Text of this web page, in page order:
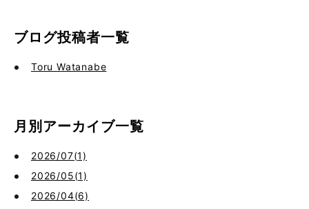
ブログ投稿者一覧
Toru Watanabe
月別アーカイブ一覧
2026/07(1)
2026/05(1)
2026/04(6)